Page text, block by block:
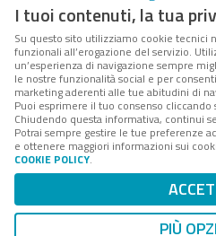
Forumpa.itè una
presso Registro della
Reg. n. 182 del 2 maggio
FPA s.r.l. è società
Coordinamento da parte di
è un'azienda certificata per
Codice Fiscale/Partita IVA n.
n. 1249791.
Mappa
I tuoi contenuti, la tua
Su questo sito utilizziamo cookie tecnici
funzionali all’erogazione del servizio.
un’esperienza di navigazione sempre
le nostre funzionalità social e per
marketing aderenti alle tue abitudini di
Puoi esprimere il tuo consenso cliccando
Chiudendo questa informativa, continui
Potrai sempre gestire le tue preferenze
e ottenere maggiori informazioni sui
COOKIE POLICY.
PIÙ